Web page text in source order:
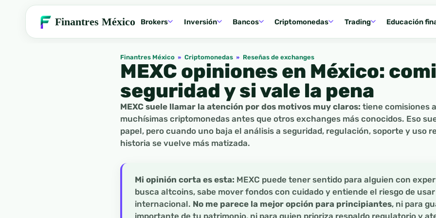
Finantres México Brokers Inversión Bancos Criptomonedas Trading Educación
Finantres México » Criptomonedas » Reseñas de exchanges
MEXC opiniones en México:
seguridad y si vale la pena
MEXC suele llamar la atención por dos motivos muy claros: tiene comisiones
muchísimas criptomonedas antes que otros exchanges más conocidos. Eso
papel, pero cuando uno baja el análisis a seguridad, regulación, soporte y uso
historia se vuelve más matizada.
Mi opinión corta es esta: MEXC puede tener sentido para alguien con
busca altcoins, sabe mover fondos con cuidado y entiende el riesgo de
internacional. No me parece la mejor opción para principiantes, ni para